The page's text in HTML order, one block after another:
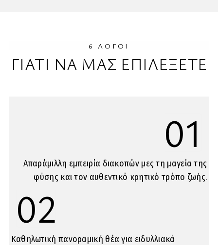
6 ΛΌΓΟΙ
ΓΙΑΤΙ ΝΑ ΜΑΣ ΕΠΙΛΕΞΕΤΕ
01
Απαράμιλλη εμπειρία διακοπών μες τη μαγεία της
φύσης και τον αυθεντικό κρητικό τρόπο ζωής.
02
Καθηλωτική πανοραμική θέα για ειδυλλιακά